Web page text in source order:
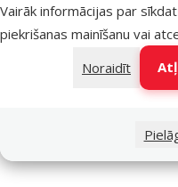
Vairāk informācijas par
piekrišanas mainīšanu vai
Noraidīt
1